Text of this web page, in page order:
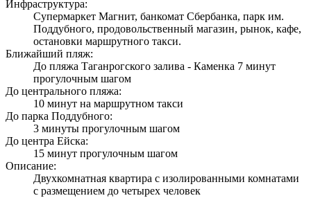
Инфраструктура:
Супермаркет Магнит, банкомат Сбербанка, парк им.
Поддубного, продовольственный магазин, рынок, кафе,
остановки маршрутного такси.
Ближайший пляж:
До пляжа Таганрогского залива - Каменка 7 минут
прогулочным шагом
До центрального пляжа:
10 минут на маршрутном такси
До парка Поддубного:
3 минуты прогулочным шагом
До центра Ейска:
15 минут прогулочным шагом
Описание:
Двухкомнатная квартира с изолированными комнатами
с размещением до четырех человек